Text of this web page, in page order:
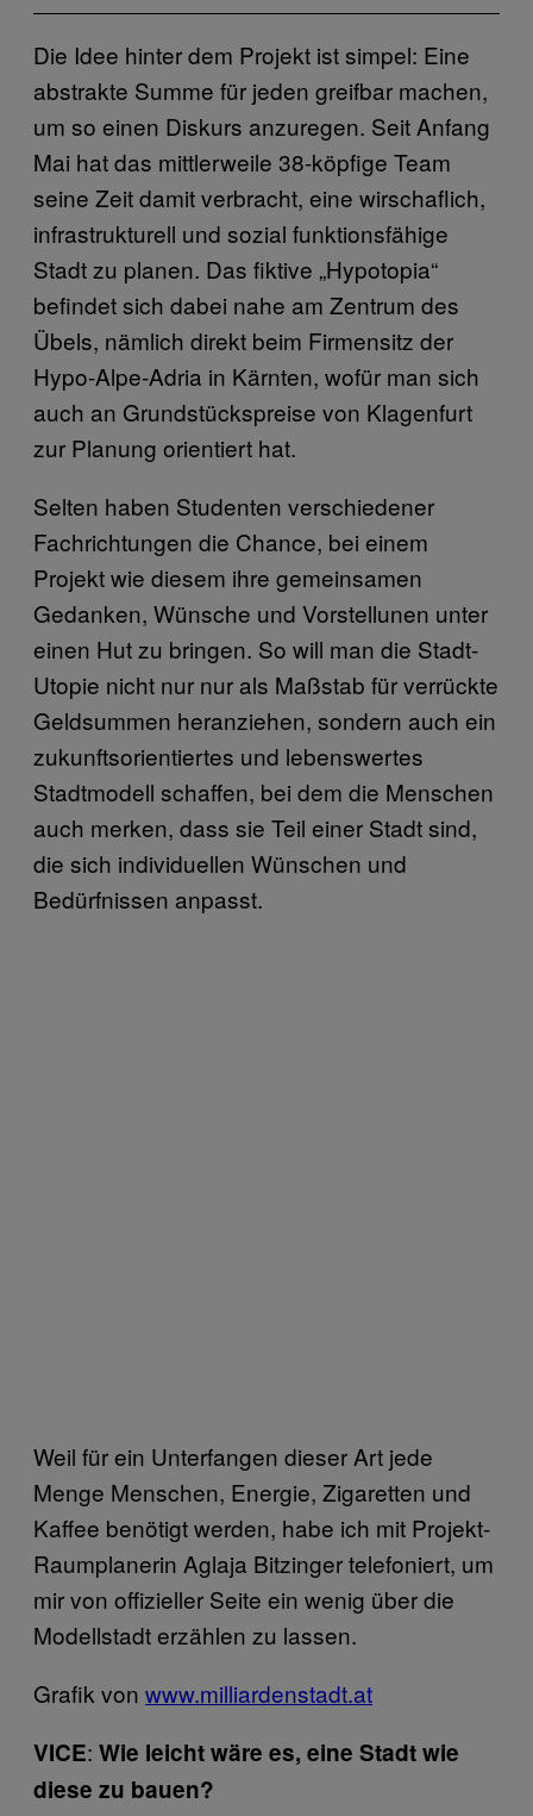
Die Idee hinter dem Projekt ist simpel: Eine
abstrakte Summe für jeden greifbar machen,
um so einen Diskurs anzuregen. Seit Anfang
Mai hat das mittlerweile 38-köpfige Team
seine Zeit damit verbracht, eine wirschaflich,
infrastrukturell und sozial funktionsfähige
Stadt zu planen. Das fiktive „Hypotopia“
befindet sich dabei nahe am Zentrum des
Übels, nämlich direkt beim Firmensitz der
Hypo-Alpe-Adria in Kärnten, wofür man sich
auch an Grundstückspreise von Klagenfurt
zur Planung orientiert hat.
Selten haben Studenten verschiedener
Fachrichtungen die Chance, bei einem
Projekt wie diesem ihre gemeinsamen
Gedanken, Wünsche und Vorstellunen unter
einen Hut zu bringen. So will man die Stadt-
Utopie nicht nur nur als Maßstab für verrückte
Geldsummen heranziehen, sondern auch ein
zukunftsorientiertes und lebenswertes
Stadtmodell schaffen, bei dem die Menschen
auch merken, dass sie Teil einer Stadt sind,
die sich individuellen Wünschen und
Bedürfnissen anpasst.
Weil für ein Unterfangen dieser Art jede
Menge Menschen, Energie, Zigaretten und
Kaffee benötigt werden, habe ich mit Projekt-
Raumplanerin Aglaja Bitzinger telefoniert, um
mir von offizieller Seite ein wenig über die
Modellstadt erzählen zu lassen.
Grafik von www.milliardenstadt.at
VICE: Wie leicht wäre es, eine Stadt wie
diese zu bauen?